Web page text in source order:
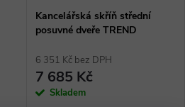
Kancelářská skříň střední
posuvné dveře TREND
6 351 Kč bez DPH
7 685 Kč
Skladem